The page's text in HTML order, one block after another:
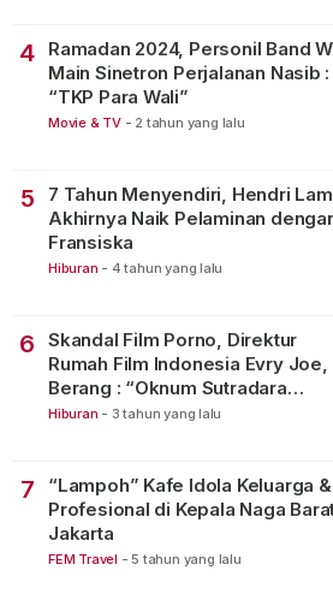
4
Ramadan 2024, Personil Band
Main Sinetron Perjalanan Nasib :
“TKP Para Wali”
Movie & TV - 2 tahun yang lalu
5
7 Tahun Menyendiri, Hendri
Akhirnya Naik Pelaminan
Fransiska
Hiburan - 4 tahun yang lalu
6
Skandal Film Porno, Direktur
Rumah Film Indonesia Evry Joe,
Berang : “Oknum Sutradara
Merusak Perfilman Indonesia”!
Hiburan - 3 tahun yang lalu
7
“Lampoh” Kafe Idola Keluarga &
Profesional di Kepala Naga
Jakarta
FEM Travel - 5 tahun yang lalu